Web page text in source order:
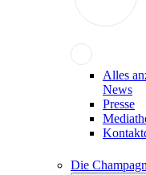
Alles
News
Presse
Die